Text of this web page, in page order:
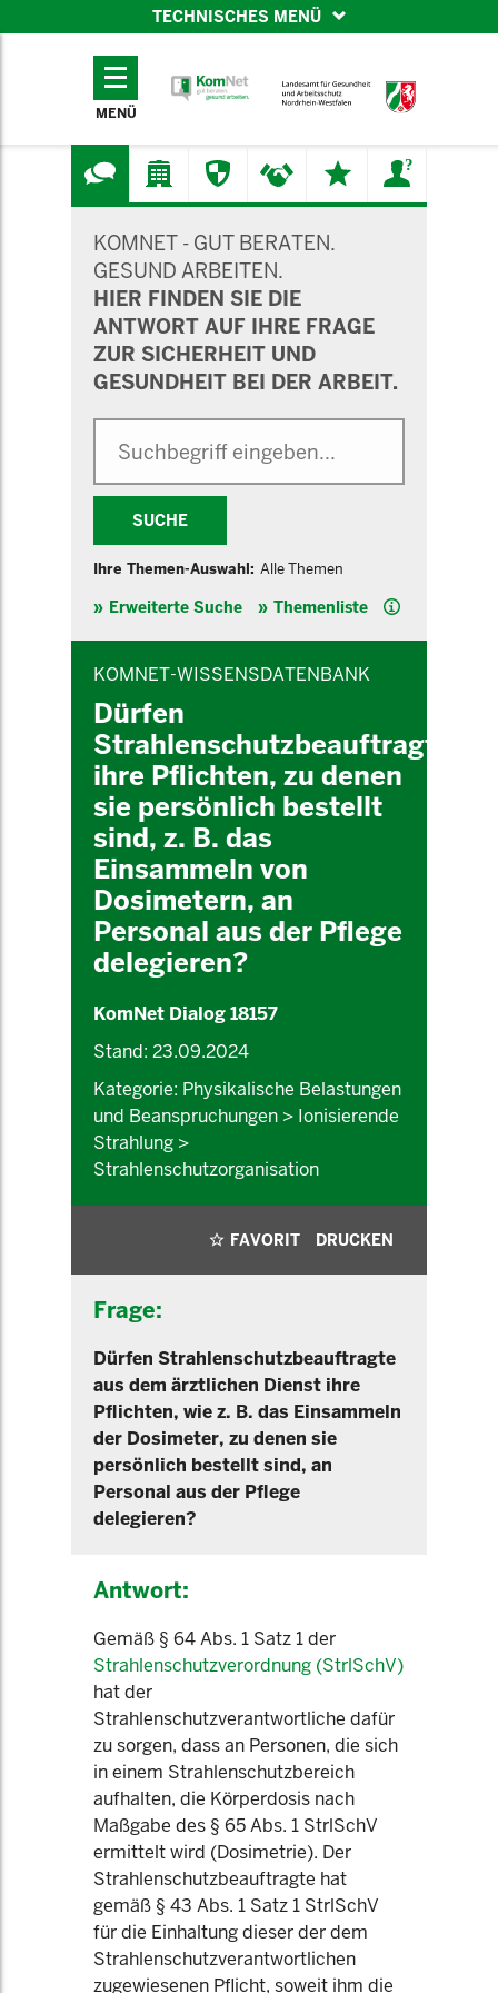
TECHNISCHES MENÜ
TECHNISCHES
MENÜ
KOMNET - GUT BERATEN.
GESUND ARBEITEN.
HIER FINDEN SIE DIE
ANTWORT AUF IHRE FRAGE
ZUR SICHERHEIT UND
GESUNDHEIT BEI DER ARBEIT.
SUCHE
Ihre Themen-Auswahl: Alle Themen
Erweiterte Suche Themenliste Hilfe
KOMNET-WISSENSDATENBANK
Dürfen
Strahlenschutzbeauftragte
ihre Pflichten, zu denen
sie persönlich bestellt
sind, z. B. das
Einsammeln von
Dosimetern, an
Personal aus der Pflege
delegieren?
KomNet Dialog 18157
Stand: 23.09.2024
Kategorie: Physikalische Belastungen
und Beanspruchungen > Ionisierende
Strahlung >
Strahlenschutzorganisation
FAVORIT DRUCKEN
Frage:
Dürfen Strahlenschutzbeauftragte
aus dem ärztlichen Dienst ihre
Pflichten, wie z. B. das Einsammeln
der Dosimeter, zu denen sie
persönlich bestellt sind, an
Personal aus der Pflege
delegieren?
Antwort:
Gemäß § 64 Abs. 1 Satz 1 der
Strahlenschutzverordnung (StrlSchV)
hat der
Strahlenschutzverantwortliche dafür
zu sorgen, dass an Personen, die sich
in einem Strahlenschutzbereich
aufhalten, die Körperdosis nach
Maßgabe des § 65 Abs. 1 StrlSchV
ermittelt wird (Dosimetrie). Der
Strahlenschutzbeauftragte hat
gemäß § 43 Abs. 1 Satz 1 StrlSchV
für die Einhaltung dieser der dem
Strahlenschutzverantwortlichen
zugewiesenen Pflicht, soweit ihm die